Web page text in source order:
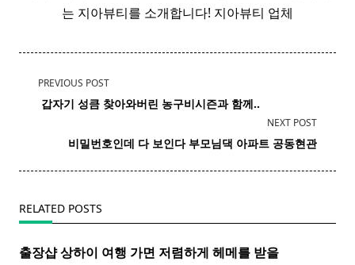
는 지아뷰티를 소개합니다! 지아뷰티 업체
<span
class="nav-
text">Page</span>
PREVIOUS POST
​ 갑자기 성큼 찾아와버린 농구비시즌과 함께..
NEXT POST
비밀번호인데 다 보인다 부모님댁 아파트 공동현관
RELATED POSTS
출장샵 상하이 여행 가면 저렴하게 헤메를 받을